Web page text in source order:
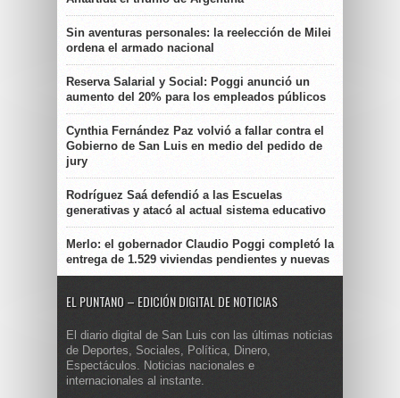
Sin aventuras personales: la reelección de Milei
ordena el armado nacional
Reserva Salarial y Social: Poggi anunció un
aumento del 20% para los empleados públicos
Cynthia Fernández Paz volvió a fallar contra el
Gobierno de San Luis en medio del pedido de
jury
Rodríguez Saá defendió a las Escuelas
generativas y atacó al actual sistema educativo
Merlo: el gobernador Claudio Poggi completó la
entrega de 1.529 viviendas pendientes y nuevas
EL PUNTANO – EDICIÓN DIGITAL DE NOTICIAS
El diario digital de San Luis con las últimas noticias
de Deportes, Sociales, Política, Dinero,
Espectáculos. Noticias nacionales e
internacionales al instante.